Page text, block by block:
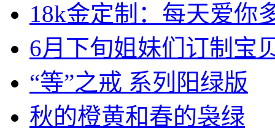
18k金定制：每天爱你
6月下旬姐妹们订制宝
“等”之戒 系列阳绿版
秋的橙黄和春的袅绿